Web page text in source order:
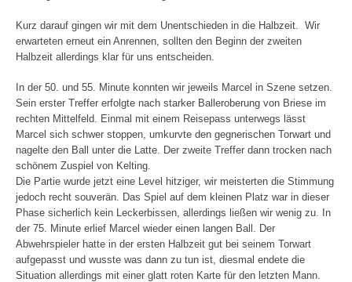
Kurz darauf gingen wir mit dem Unentschieden in die Halbzeit. Wir
erwarteten erneut ein Anrennen, sollten den Beginn der zweiten
Halbzeit allerdings klar für uns entscheiden.
In der 50. und 55. Minute konnten wir jeweils Marcel in Szene setzen.
Sein erster Treffer erfolgte nach starker Balleroberung von Briese im
rechten Mittelfeld. Einmal mit einem Reisepass unterwegs lässt
Marcel sich schwer stoppen, umkurvte den gegnerischen Torwart und
nagelte den Ball unter die Latte. Der zweite Treffer dann trocken nach
schönem Zuspiel von Kelting.
Die Partie wurde jetzt eine Level hitziger, wir meisterten die Stimmung
jedoch recht souverän. Das Spiel auf dem kleinen Platz war in dieser
Phase sicherlich kein Leckerbissen, allerdings ließen wir wenig zu. In
der 75. Minute erlief Marcel wieder einen langen Ball. Der
Abwehrspieler hatte in der ersten Halbzeit gut bei seinem Torwart
aufgepasst und wusste was dann zu tun ist, diesmal endete die
Situation allerdings mit einer glatt roten Karte für den letzten Mann.